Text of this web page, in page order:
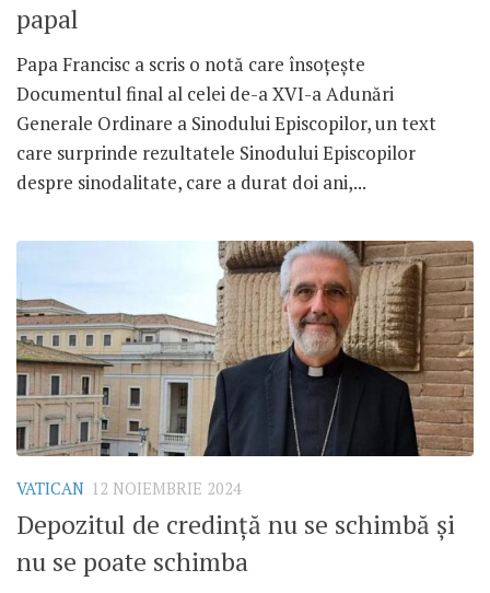
papal
Papa Francisc a scris o notă care însoțește
Documentul final al celei de-a XVI-a Adunări
Generale Ordinare a Sinodului Episcopilor, un text
care surprinde rezultatele Sinodului Episcopilor
despre sinodalitate, care a durat doi ani,...
VATICAN 12 NOIEMBRIE 2024
Depozitul de credință nu se schimbă și
nu se poate schimba